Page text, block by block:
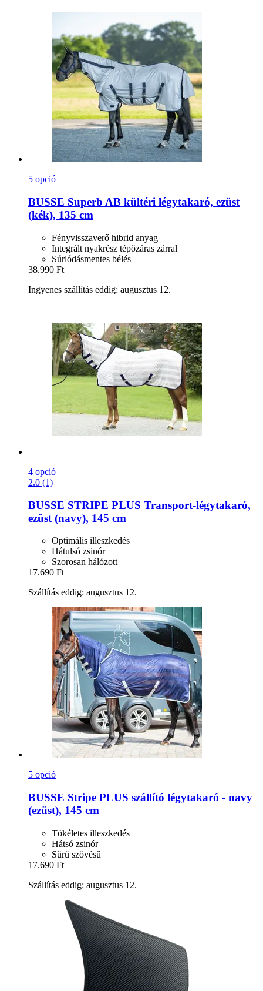
5 opció
BUSSE Superb AB kültéri légytakaró, ezüst
(kék), 135 cm
Fényvisszaverő hibrid anyag
Integrált nyakrész tépőzáras zárral
Súrlódásmentes bélés
38.990 Ft
Ingyenes szállítás eddig: augusztus 12.
4 opció
2.0 (1)
BUSSE STRIPE PLUS Transport-​légytakaró,
ezüst (navy), 145 cm
Optimális illeszkedés
Hátulsó zsinór
Szorosan hálózott
17.690 Ft
Szállítás eddig: augusztus 12.
5 opció
BUSSE Stripe PLUS szállító légytakaró -​ navy
(ezüst), 145 cm
Tökéletes illeszkedés
Hátsó zsinór
Sűrű szövésű
17.690 Ft
Szállítás eddig: augusztus 12.